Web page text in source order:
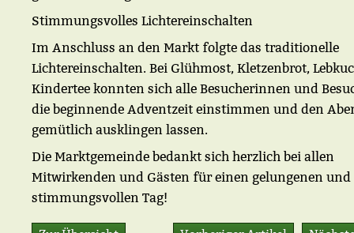
Stimmungsvolles Lichtereinschalten
Im Anschluss an den Markt folgte das traditionelle
Lichtereinschalten. Bei Glühmost, Kletzenbrot,
Kindertee konnten sich alle Besucherinnen und
die beginnende Adventzeit einstimmen und den
gemütlich ausklingen lassen.
Die Marktgemeinde bedankt sich herzlich bei allen
Mitwirkenden und Gästen für einen gelungenen und
stimmungsvollen Tag!